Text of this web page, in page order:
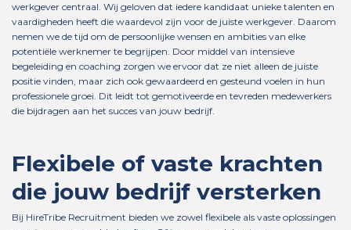
werkgever centraal. Wij geloven dat iedere kandidaat unieke talenten en
vaardigheden heeft die waardevol zijn voor de juiste werkgever. Daarom
nemen we de tijd om de persoonlijke wensen en ambities van elke
potentiële werknemer te begrijpen. Door middel van intensieve
begeleiding en coaching zorgen we ervoor dat ze niet alleen de juiste
positie vinden, maar zich ook gewaardeerd en gesteund voelen in hun
professionele groei. Dit leidt tot gemotiveerde en tevreden medewerkers
die bijdragen aan het succes van jouw bedrijf.
Flexibele of vaste krachten
die jouw bedrijf versterken
Bij HireTribe Recruitment bieden we zowel flexibele als vaste oplossingen